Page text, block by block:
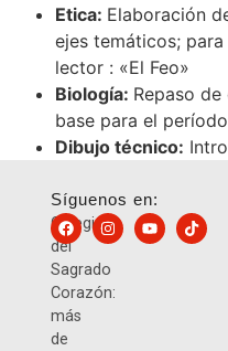
Etica: Elaboración
ejes temáticos;
lector : «El Feo»
Biología: Repaso
base para el
Dibujo técnico:
Colegio
del
Sagrado
Corazón:
más
de
Síguenos en: